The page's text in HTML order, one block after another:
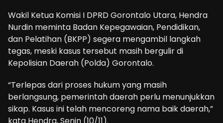
Wakil Ketua Komisi I DPRD Gorontalo Utara, Hendra
Nurdin meminta Badan Kepegawaian, Pendidikan,
dan Pelatihan (BKPP) segera mengambil langkah
tegas, meski kasus tersebut masih bergulir di
Kepolisian Daerah (Polda) Gorontalo.
“Terlepas dari proses hukum yang masih
berlangsung, pemerintah daerah perlu menunjukkan
sikap. Kasus ini telah mencoreng nama baik daerah,”